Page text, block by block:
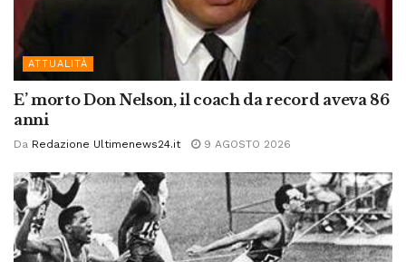
ATTUALITÀ
E’ morto Don Nelson, il coach da record aveva 86
anni
Da Redazione Ultimenews24.it 9 AGOSTO 2026